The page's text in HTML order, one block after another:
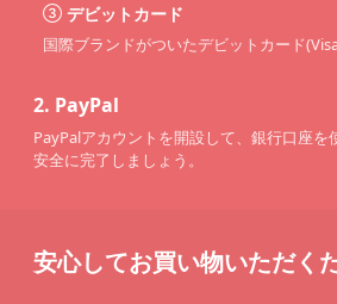
デビットカード
国際ブランドがついたデビットカード
2. PayPal
PayPalアカウントを開設して、銀行口座を
安全に完了しましょう。
安心してお買い物いただく